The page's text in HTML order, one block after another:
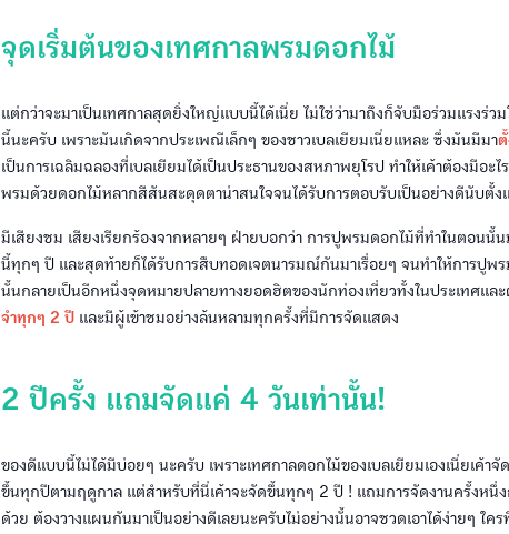
จุดเริ่มต้นของเทศกาลพรมดอกไม้
แต่กว่าจะมาเป็นเทศกาลสุดยิ่งใหญ่แบบนี้ได้เนี่ย ไม่ใช่ว่ามาถึงก็จับมือร่วมแรงร่
นี้นะครับ เพราะมันเกิดจากประเพณีเล็กๆ ของชาวเบลเยียมเนี่ยแหละ ซึ่งมันมีมา
เป็นการเฉลิมฉลองที่เบลเยียมได้เป็นประธานของสหภาพยุโรป ทำให้เค้าต้องมีอะ
พรมด้วยดอกไม้หลากสีสันสะดุดตาน่าสนใจจนได้รับการตอบรับเป็นอย่างดีนับตั้
มีเสียงชม เสียงเรียกร้องจากหลายๆ ฝ่ายบอกว่า การปูพรมดอกไม้ที่ทำในตอนนั้
นี้ทุกๆ ปี และสุดท้ายก็ได้รับการสืบทอดเจตนารมณ์กันมาเรื่อยๆ จนทำให้การปูพร
นั้นกลายเป็นอีกหนึ่งจุดหมายปลายทางยอดฮิตของนักท่องเที่ยวทั้งในประเทศและ
จำทุกๆ 2 ปี และมีผู้เข้าชมอย่างล้นหลามทุกครั้งที่มีการจัดแสดง
2 ปีครั้ง แถมจัดแค่ 4 วันเท่านั้น!
ของดีแบบนี้ไม่ได้มีบ่อยๆ นะครับ เพราะเทศกาลดอกไม้ของเบลเยียมเองเนี่ยเค้า
ขึ้นทุกปีตามฤดูกาล แต่สำหรับที่นี่เค้าจะจัดขึ้นทุกๆ 2 ปี ! แถมการจัดงานครั้งหนึ่
ด้วย ต้องวางแผนกันมาเป็นอย่างดีเลยนะครับไม่อย่างนั้นอาจชวดเอาได้ง่ายๆ ใ